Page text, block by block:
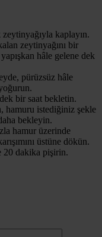
kaplayın.
zeytinyağını bir
hâle gelene dek
pürüzsüz hâle
bir saat bekletin.
hamuru istediğiniz şekle
bekleyin.
hamur üzerinde
üstüne dökün.
20 dakika pişirin.